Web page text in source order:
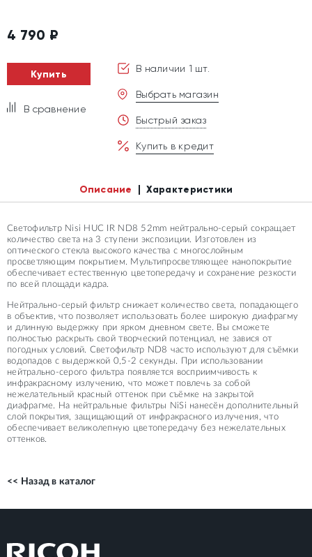
4 790 ₽
Купить
В сравнение
В наличии 1 шт.
Выбрать магазин
Быстрый заказ
Купить в кредит
Описание Характеристики
Светофильтр Nisi HUC IR ND8 52mm нейтрально-серый сокращает
количество света на 3 ступени экспозиции. Изготовлен из
оптического стекла высокого качества с многослойным
просветляющим покрытием. Мультипросветляющее нанопокрытие
обеспечивает естественную цветопередачу и сохранение резкости
по всей площади кадра.
Нейтрально-серый фильтр снижает количество света, попадающего
в объектив, что позволяет использовать более широкую диафрагму
и длинную выдержку при ярком дневном свете. Вы сможете
полностью раскрыть свой творческий потенциал, не завися от
погодных условий. Светофильтр ND8 часто используют для съёмки
водопадов с выдержкой 0,5-2 секунды. При использовании
нейтрально-серого фильтра появляется восприимчивость к
инфракрасному излучению, что может повлечь за собой
нежелательный красный оттенок при съёмке на закрытой
диафрагме. На нейтральные фильтры NiSi нанесён дополнительный
слой покрытия, защищающий от инфракрасного излучения, что
обеспечивает великолепную цветопередачу без нежелательных
оттенков.
<< Назад в каталог